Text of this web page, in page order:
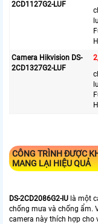
2CD1127G2-LUF
Camera Hikvision DS-
2CD1327G2-LUF
CÔNG TRÌNH ĐƯỢC
MANG LẠI HIỆU QUẢ
DS-2CD2086G2-IU là một
chống mưa và chống ẩm.
camera này thích hợp cho